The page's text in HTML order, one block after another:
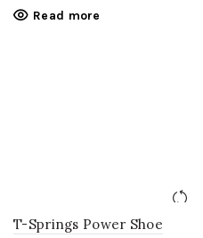
Read more
T-Springs Power Shoe